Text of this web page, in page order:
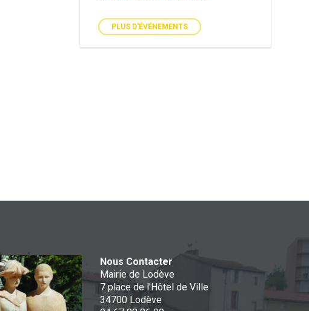
PLUS D'ÉVÉNEMENTS
Nous Contacter
Mairie de Lodève
7 place de l'Hôtel de Ville
34700 Lodève